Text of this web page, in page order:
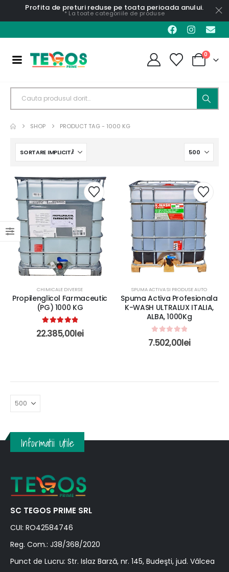
Profita de preturi reduse pe toata perioada anului.
* La toate categoriile de produse
0
SHOP PRODUCT TAG - 1000 KG
CHIMICALE DIVERSE
Propilenglicol Farmaceutic
(PG) 1000 KG
5.00out of 5
22.385,00lei
SPUMA ACTIVA SI PRODUSE AUTO
Spuma Activa Profesionala
K-WASH ULTRALUX ITALIA,
ALBA, 1000Kg
0 out of 5
7.502,00lei
Informatii Utile
SC TEGOS PRIME SRL
CUI: RO42584746
Reg. Com.: J38/368/2020
Punct de Lucru: Str. Islaz Barză, nr. 145, Budeşti, jud. Vâlcea